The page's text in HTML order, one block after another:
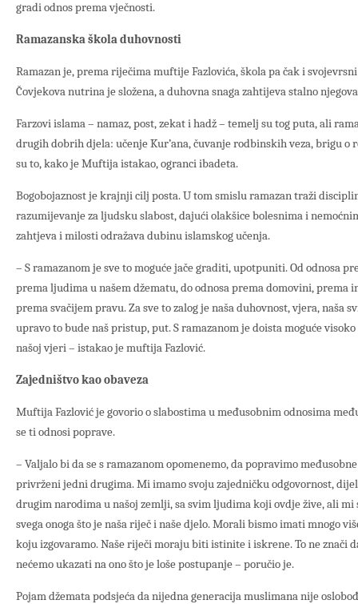
gradi odnos prema vječnosti.
Ramazanska škola duhovnosti
Ramazan je, prema riječima muftije Fazlovića, škola pa čak i
Čovjekova nutrina je složena, a duhovna snaga zahtijeva stalno
Farzovi islama – namaz, post, zekat i hadž – temelj su tog puta, ali
drugih dobrih djela: učenje Kur’ana, čuvanje rodbinskih veza, brigu o
su to, kako je Muftija istakao, ogranci ibadeta.
Bogobojaznost je krajnji cilj posta. U tom smislu ramazan traži
razumijevanje za ljudsku slabost, dajući olakšice bolesnima i
zahtjeva i milosti odražava dubinu islamskog učenja.
– S ramazanom je sve to moguće jače graditi, upotpuniti. Od odnosa
prema ljudima u našem džematu, do odnosa prema domovini, prema
prema svačijem pravu. Za sve to zalog je naša duhovnost, vjera, naša
upravo to bude naš pristup, put. S ramazanom je doista moguće
našoj vjeri – istakao je muftija Fazlović.
Zajedništvo kao obaveza
Muftija Fazlović je govorio o slabostima u međusobnim odnosima
se ti odnosi poprave.
– Valjalo bi da se s ramazanom opomenemo, da popravimo
privrženi jedni drugima. Mi imamo svoju zajedničku odgovornost,
drugim narodima u našoj zemlji, sa svim ljudima koji ovdje žive, ali
svega onoga što je naša riječ i naše djelo. Morali bismo imati mnogo
koju izgovaramo. Naše riječi moraju biti istinite i iskrene. To ne znači
nećemo ukazati na ono što je loše postupanje – poručio je.
Pojam džemata podsjeća da nijedna generacija muslimana nije